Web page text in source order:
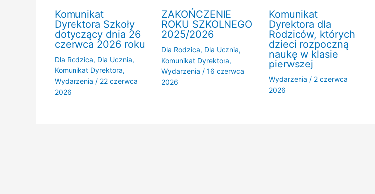
Komunikat
Dyrektora Szkoły
dotyczący dnia 26
czerwca 2026 roku
Dla Rodzica, Dla Ucznia,
Komunikat Dyrektora,
Wydarzenia / 22 czerwca
2026
ZAKOŃCZENIE
ROKU SZKOLNEGO
2025/2026
Dla Rodzica, Dla Ucznia,
Komunikat Dyrektora,
Wydarzenia / 16 czerwca
2026
Komunikat
Dyrektora dla
Rodziców, których
dzieci rozpoczną
naukę w klasie
pierwszej
Wydarzenia / 2 czerwca
2026